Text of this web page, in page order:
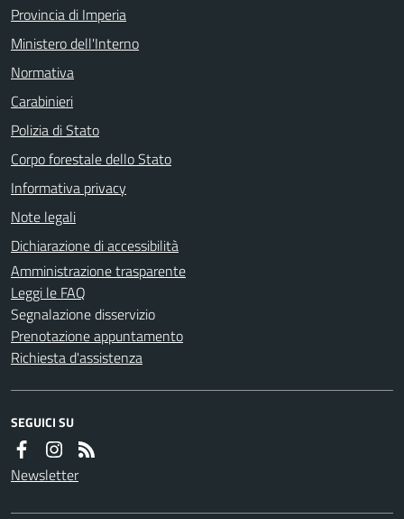
Provincia di Imperia
Ministero dell'Interno
Normativa
Carabinieri
Polizia di Stato
Corpo forestale dello Stato
Informativa privacy
Note legali
Dichiarazione di accessibilità
Amministrazione trasparente
Leggi le FAQ
Segnalazione disservizio
Prenotazione appuntamento
Richiesta d'assistenza
SEGUICI SU
Newsletter